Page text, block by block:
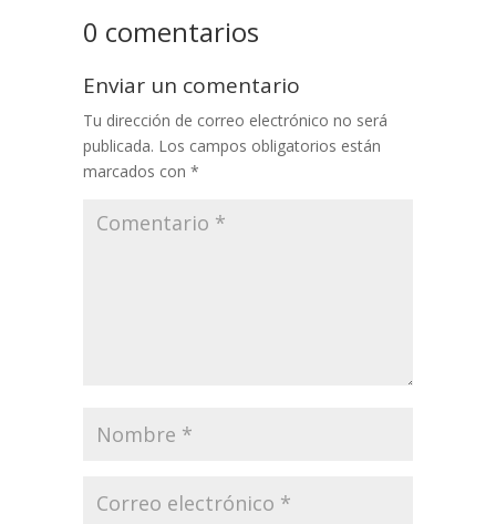
0 comentarios
Enviar un comentario
Tu dirección de correo electrónico no será
publicada. Los campos obligatorios están
marcados con *